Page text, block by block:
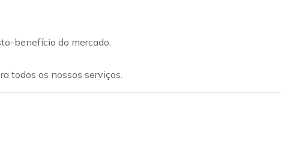
benefício do mercado.
todos os nossos serviços.